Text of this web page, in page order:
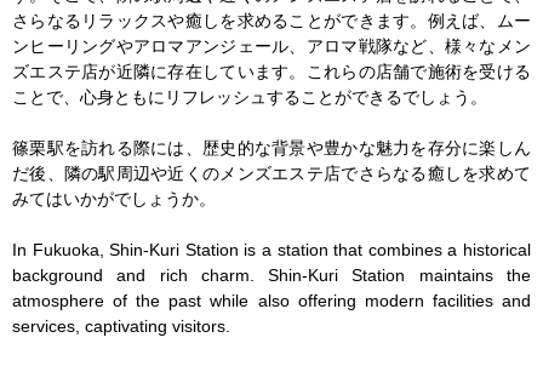
さらなるリラックスや癒しを求めることができます。例えば、ムー
ンヒーリングやアロマアンジェール、アロマ戦隊など、様々なメン
ズエステ店が近隣に存在しています。これらの店舗で施術を受ける
ことで、心身ともにリフレッシュすることができるでしょう。
篠栗駅を訪れる際には、歴史的な背景や豊かな魅力を存分に楽しん
だ後、隣の駅周辺や近くのメンズエステ店でさらなる癒しを求めて
みてはいかがでしょうか。
In Fukuoka, Shin-Kuri Station is a station that combines a historical
background and rich charm. Shin-Kuri Station maintains the
atmosphere of the past while also offering modern facilities and
services, captivating visitors.